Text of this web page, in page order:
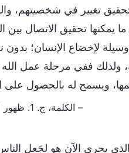
تغيير في شخصيتهم،
يمكنها تحقيق الاتصال
لإخضاع الإنسان؛ بدون
ولذلك ففي مرحلة عمل الله
ويسمح له بالحصول
– الكلمة، ج. 1. ظهور الله وعمله. عليك أن تتخلَّى عن بركات المكانة وتفهم مشيئة الله لجلب الخلاص للإنسان
يجري الآن هو لجَعل